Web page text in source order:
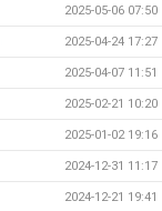
2025-05-06 07:50
2025-04-24 17:27
2025-04-07 11:51
2025-02-21 10:20
2025-01-02 19:16
2024-12-31 11:17
2024-12-21 19:41